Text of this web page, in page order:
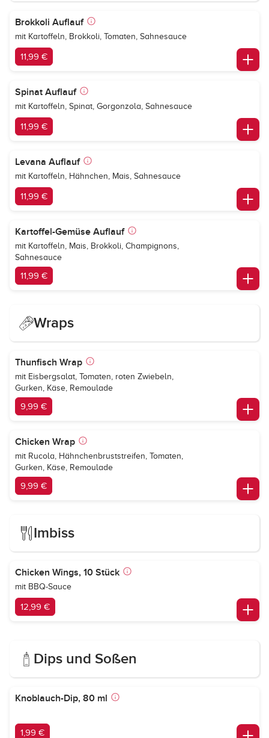
Brokkoli Auflauf
mit Kartoffeln, Brokkoli, Tomaten, Sahnesauce
11,99 €
Spinat Auflauf
mit Kartoffeln, Spinat, Gorgonzola, Sahnesauce
11,99 €
Levana Auflauf
mit Kartoffeln, Hähnchen, Mais, Sahnesauce
11,99 €
Kartoffel-Gemüse Auflauf
mit Kartoffeln, Mais, Brokkoli, Champignons,
Sahnesauce
11,99 €
Wraps
Thunfisch Wrap
mit Eisbergsalat, Tomaten, roten Zwiebeln,
Gurken, Käse, Remoulade
9,99 €
Chicken Wrap
mit Rucola, Hähnchenbruststreifen, Tomaten,
Gurken, Käse, Remoulade
9,99 €
Imbiss
Chicken Wings, 10 Stück
mit BBQ-Sauce
12,99 €
Dips und Soßen
Knoblauch-Dip, 80 ml
1,99 €